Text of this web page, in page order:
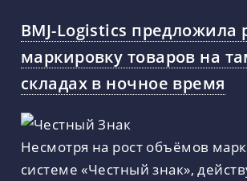
BMJ-Logistics предложила
маркировку товаров на
складах в ночное время
Несмотря на рост объёмов
системе «Честный знак»,